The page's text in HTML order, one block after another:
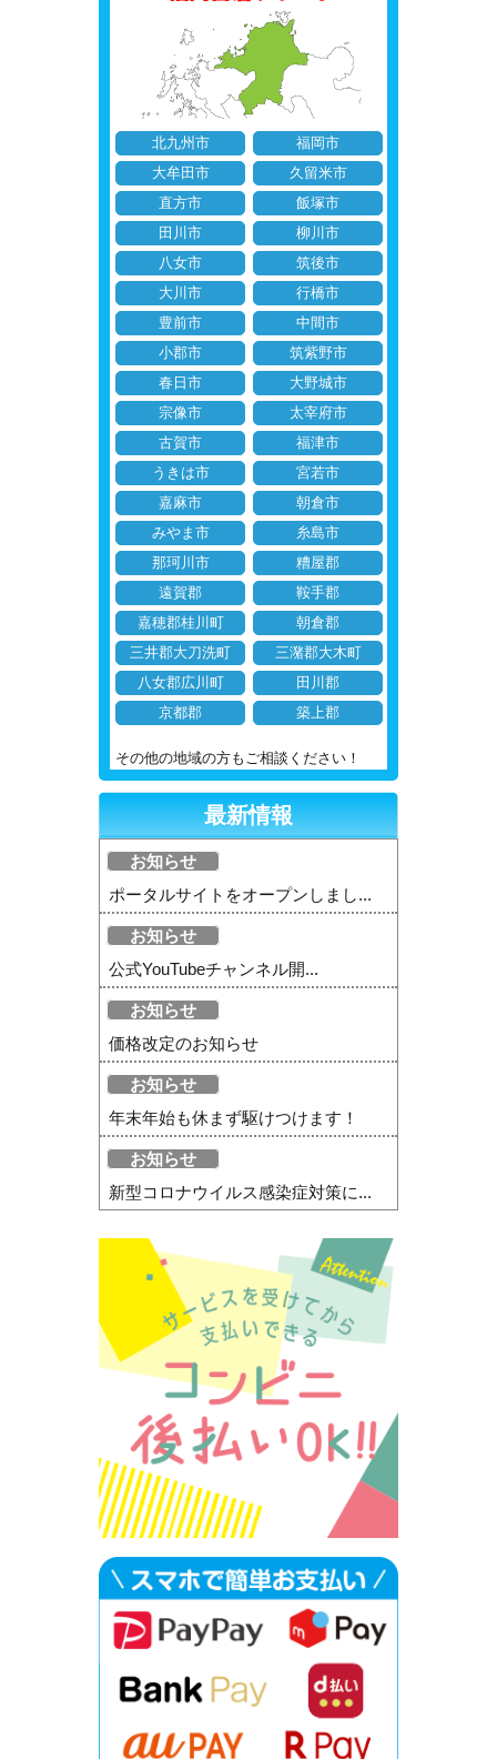
北九州市
福岡市
大牟田市
久留米市
直方市
飯塚市
田川市
柳川市
八女市
筑後市
大川市
行橋市
豊前市
中間市
小郡市
筑紫野市
春日市
大野城市
宗像市
太宰府市
古賀市
福津市
うきは市
宮若市
嘉麻市
朝倉市
みやま市
糸島市
那珂川市
糟屋郡
遠賀郡
鞍手郡
嘉穂郡桂川町
朝倉郡
三井郡大刀洗町
三潴郡大木町
八女郡広川町
田川郡
京都郡
築上郡
その他の地域の方もご相談ください！
最新情報
お知らせ
ポータルサイトをオープンしまし...
お知らせ
公式YouTubeチャンネル開...
お知らせ
価格改定のお知らせ
お知らせ
年末年始も休まず駆けつけます！
お知らせ
新型コロナウイルス感染症対策に...